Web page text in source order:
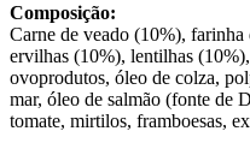
Composição:
Carne de veado (10%),
ervilhas (10%), lentilhas
ovoprodutos, óleo de colza,
mar, óleo de salmão (fonte de
tomate, mirtilos, framboesas,